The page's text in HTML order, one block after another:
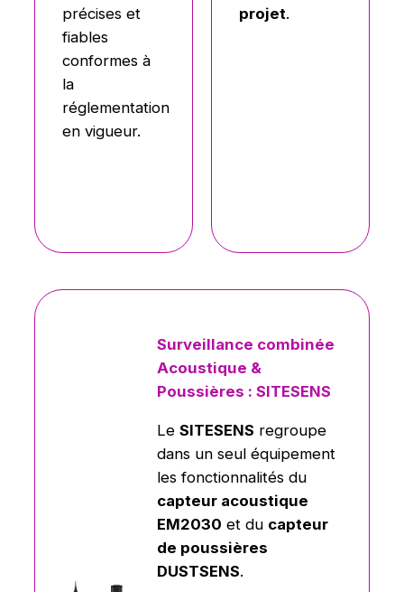
précises et
fiables
conformes à
la
réglementation
en vigueur.
projet.
Surveillance combinée
Acoustique &
Poussières : SITESENS
LeSITESENS regroupe
dans un seul équipement
les fonctionnalités du
capteur acoustique
EM2030 et du capteur
de poussières
DUSTSENS.